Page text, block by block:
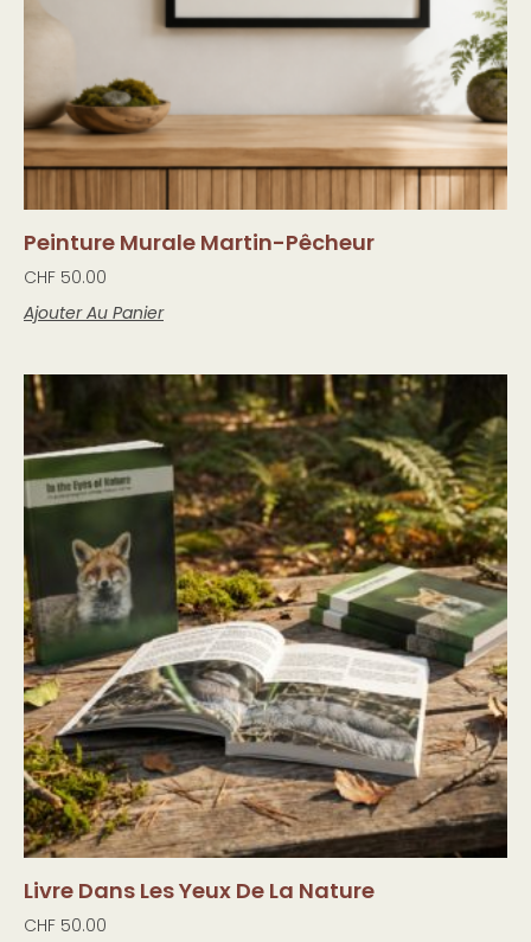
Peinture Murale Martin-Pêcheur
CHF 50.00
Ajouter Au Panier
Livre Dans Les Yeux De La Nature
CHF 50.00